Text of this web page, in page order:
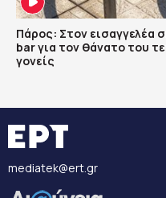
Πάρος: Στον εισαγγελέα
bar για τον θάνατο του
γονείς
mediatek@ert.gr